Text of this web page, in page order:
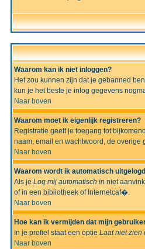
Waarom kan ik niet inloggen?
Het zou kunnen zijn dat je gebanned
kun je het beste je inlog gegevens
Naar boven
Waarom moet ik eigenlijk registreren?
Registratie geeft je toegang tot
naam, email en wachtwoord, de overige
Naar boven
Waarom wordt ik automatisch
Als je Log mij automatisch in niet
of in een bibliotheek of Internetcaf�.
Naar boven
Hoe kan ik vermijden dat mijn
In je profiel staat een optie Laat niet zien
Naar boven